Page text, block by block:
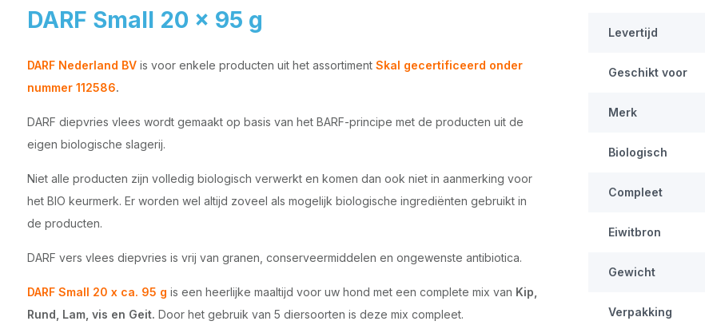
DARF Small 20 x 95 g
DARF Nederland BVis voor enkele producten uit het assortiment Skal gecertificeerd onder
nummer 112586.
DARF diepvries vlees wordt gemaakt op basis van het BARF-principe met de producten uit de
eigen biologische slagerij.
Niet alle producten zijn volledig biologisch verwerkt en komen dan ook niet in aanmerking voor
het BIO keurmerk. Er worden wel altijd zoveel als mogelijk biologische ingrediënten gebruikt in
de producten.
DARF vers vlees diepvries is vrij van granen, conserveermiddelen en ongewenste antibiotica.
DARF Small 20 x ca. 95 g is een heerlijke maaltijd voor uw hond met een complete mix van Kip,
Rund, Lam, vis en Geit. Door het gebruik van 5 diersoorten is deze mix compleet.
Levertijd
Geschikt voor
Merk
Biologisch
Compleet
Eiwitbron
Gewicht
Verpakking